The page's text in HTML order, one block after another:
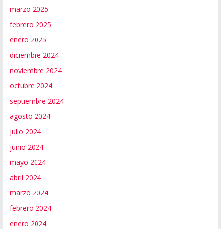
marzo 2025
febrero 2025
enero 2025
diciembre 2024
noviembre 2024
octubre 2024
septiembre 2024
agosto 2024
julio 2024
junio 2024
mayo 2024
abril 2024
marzo 2024
febrero 2024
enero 2024